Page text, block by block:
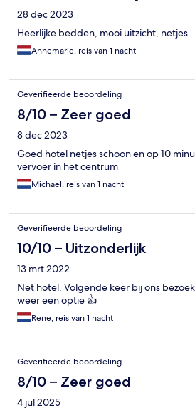
28 dec 2023
Heerlijke bedden, mooi uitzicht, netjes.
Annemarie, reis van 1 nacht
Geverifieerde beoordeling
8/10 – Zeer goed
8 dec 2023
Goed hotel netjes schoon en op 10
vervoer in het centrum
Michael, reis van 1 nacht
Geverifieerde beoordeling
10/10 – Uitzonderlijk
13 mrt 2022
Net hotel. Volgende keer bij ons
weer een optie 👍
Rene, reis van 1 nacht
Geverifieerde beoordeling
8/10 – Zeer goed
4 jul 2025